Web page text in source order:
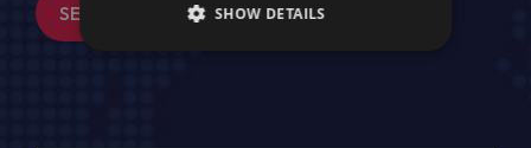
SENDEN SHOW DETAILS